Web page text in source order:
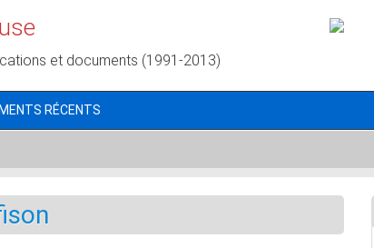
et documents (1991-2013)
RÉCENTS